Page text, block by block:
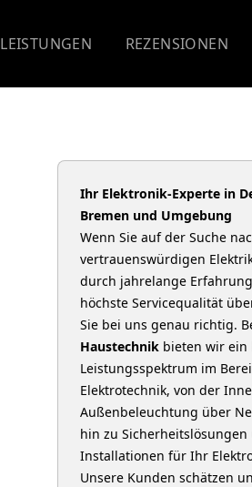
LEISTUNGEN REZENSIONEN
Ihr Elektronik-Experte in
Bremen und Umgebung
Wenn Sie auf der Suche
vertrauenswürdigen
durch jahrelange
höchste Servicequalität
Sie bei uns genau richtig.
Haustechnikbieten wir ein
Leistungsspektrum im
Elektrotechnik, von der
Außenbeleuchtung über
hin zu Sicherheitslösungen
Installationen für Ihr
Unsere Kunden schätzen